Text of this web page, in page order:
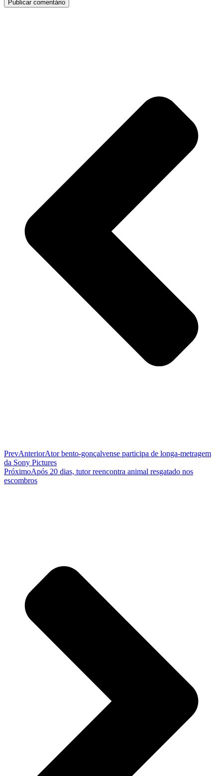
PrevAnteriorAtor bento-gonçalvense participa de longa-metragem
da Sony Pictures
PróximoApós 20 dias, tutor reencontra animal resgatado nos
escombros